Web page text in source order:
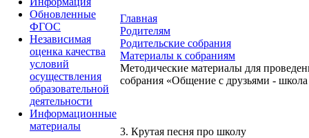
Обновленные
ФГОС
Независимая
оценка качества
условий
осуществления
образовательной
деятельности
Информационные
материалы
Главная
Родителям
Родительские собрания
Материалы к собраниям
Методические материалы для
собрания «Общение с друзьями -
3. Крутая песня про школу